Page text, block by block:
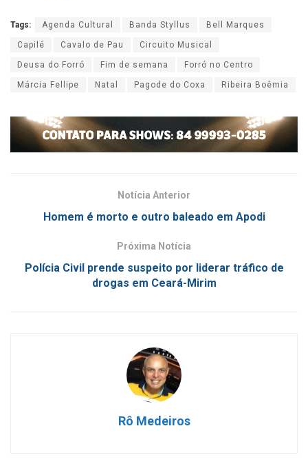
Tags: Agenda Cultural Banda Styllus Bell Marques
Capilé Cavalo de Pau Circuito Musical
Deusa do Forró Fim de semana Forró no Centro
Márcia Fellipe Natal Pagode do Coxa Ribeira Boêmia
Notícia Anterior
Homem é morto e outro baleado em Apodi
Próxima Notícia
Polícia Civil prende suspeito por liderar tráfico de
drogas em Ceará-Mirim
Rô Medeiros